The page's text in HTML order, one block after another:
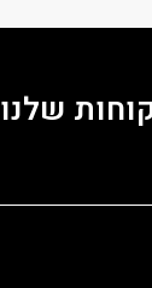
שלנו